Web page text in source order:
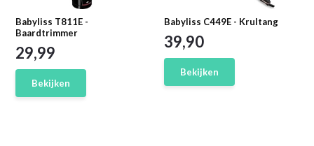
Babyliss T811E -
Baardtrimmer
29,99
Bekijken
Babyliss C449E - Krultang
39,90
Bekijken